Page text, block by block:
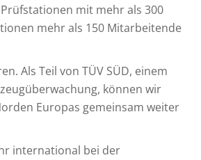
mit mehr als 300
mehr als 150 Mitarbeitende
Als Teil von TÜV SÜD, einem
können wir
Europas gemeinsam weiter
international bei der